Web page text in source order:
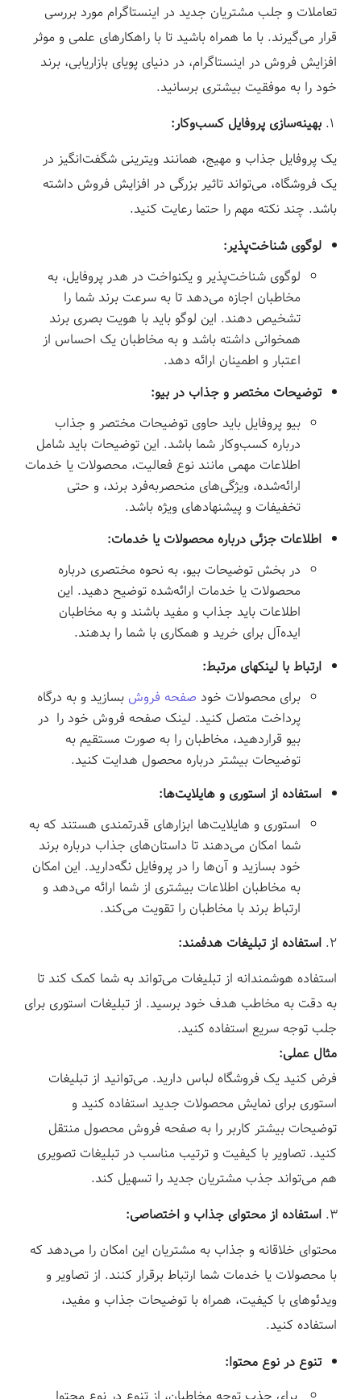
تعاملات و جلب مشتریان جدید در اینستاگرام مورد بررسی
قرار می‌گیرند. با ما همراه باشید تا با راهکارهای علمی و موثر
افزایش فروش در اینستاگرام، در دنیای پویای بازاریابی، برند
خود را به موفقیت بیشتری برسانید.
بهینه‌سازی پروفایل کسب‌وکار:
یک پروفایل جذاب و مهیج، همانند ویترینی شگفت‌انگیز در
یک فروشگاه، می‌تواند تاثیر بزرگی در افزایش فروش داشته
باشد. چند نکته مهم را حتما رعایت کنید.
لوگوی شناخت‌پذیر:
لوگوی شناخت‌پذیر و یکنواخت در هدر پروفایل، به
مخاطبان اجازه می‌دهد تا به سرعت برند شما را
تشخیص دهند. این لوگو باید با هویت بصری برند
همخوانی داشته باشد و به مخاطبان یک احساس از
اعتبار و اطمینان ارائه دهد.
توضیحات مختصر و جذاب در بیو:
بیو پروفایل باید حاوی توضیحات مختصر و جذاب
درباره کسب‌وکار شما باشد. این توضیحات باید شامل
اطلاعات مهمی مانند نوع فعالیت، محصولات یا خدمات
ارائه‌شده، ویژگی‌های منحصربه‌فرد برند، و حتی
تخفیفات و پیشنهادهای ویژه باشد.
اطلاعات جزئی درباره محصولات یا خدمات:
در بخش توضیحات بیو، به نحوه مختصری درباره
محصولات یا خدمات ارائه‌شده توضیح دهید. این
اطلاعات باید جذاب و مفید باشند و به مخاطبان
ایده‌آل برای خرید و همکاری با شما را بدهند.
ارتباط با لینکهای مرتبط:
برای محصولات خود صفحه فروش بسازید و به درگاه
پرداخت متصل کنید. لینک صفحه فروش خود را در
بیو قراردهید، مخاطبان را به صورت مستقیم به
توضیحات بیشتر درباره محصول هدایت کنید.
استفاده از استوری و هایلایت‌ها:
استوری و هایلایت‌ها ابزارهای قدرتمندی هستند که به
شما امکان می‌دهند تا داستان‌های جذاب درباره برند
خود بسازید و آن‌ها را در پروفایل نگه‌دارید. این امکان
به مخاطبان اطلاعات بیشتری از شما ارائه می‌دهد و
ارتباط برند با مخاطبان را تقویت می‌کند.
استفاده از تبلیغات هدفمند:
استفاده هوشمندانه از تبلیغات می‌تواند به شما کمک کند تا
به دقت به مخاطب هدف خود برسید. از تبلیغات استوری برای
جلب توجه سریع استفاده کنید.
مثال عملی:
فرض کنید یک فروشگاه لباس دارید. می‌توانید از تبلیغات
استوری برای نمایش محصولات جدید استفاده کنید و
توضیحات بیشتر کاربر را به صفحه فروش محصول منتقل
کنید. تصاویر با کیفیت و ترتیب مناسب در تبلیغات تصویری
هم می‌تواند جذب مشتریان جدید را تسهیل کند.
استفاده از محتوای جذاب و اختصاصی:
محتوای خلاقانه و جذاب به مشتریان این امکان را می‌دهد که
با محصولات یا خدمات شما ارتباط برقرار کنند. از تصاویر و
ویدئوهای با کیفیت، همراه با توضیحات جذاب و مفید،
استفاده کنید.
تنوع در نوع محتوا: